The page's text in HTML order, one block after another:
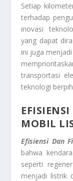
Setiap
terhadap
inovasi
yang dapat
ini juga
transportasi
teknologi
MOBIL
Efisiensi Dan
bahwa
seperti
menjadi listrik